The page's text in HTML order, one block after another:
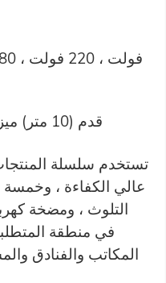
110 فولت ، 220 فولت ، 380 فولت ، حسب الطلب
32 قدم (10 متر) ميزات منتج الرافعة المقصية
تستخدم سلسلة
عالي الكفاءة ،
التلوث ، ومضخة
في منطقة
المكاتب والفنادق